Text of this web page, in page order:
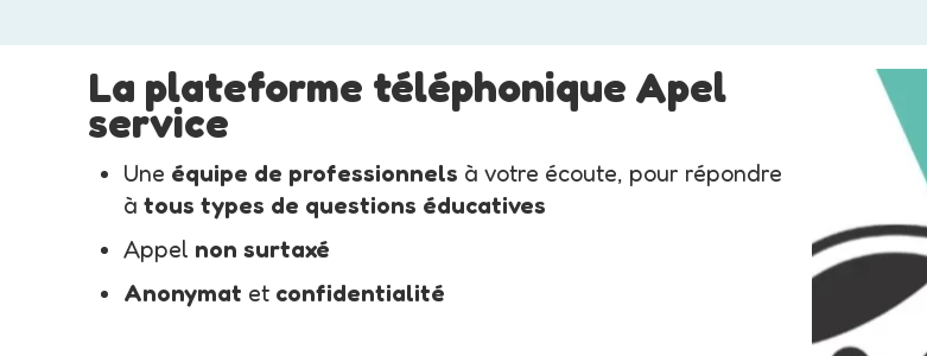
La plateforme téléphonique Apel
service
Une équipe de professionnels à votre écoute, pour répondre
à tous types de questions éducatives
Appel non surtaxé
Anonymat et confidentialité